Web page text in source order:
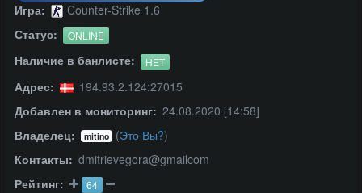
Игра:
Counter-Strike 1.6
Статус:
ONLINE
Наличие в банлисте: НЕТ
Адрес:
194.93.2.124:27015
Добавлен в мониторинг: 24.08.2020 [14:58]
Владелец:
mitino (Это Вы?)
Контакты: dmitrievegora@gmailcom
Рейтинг:
64